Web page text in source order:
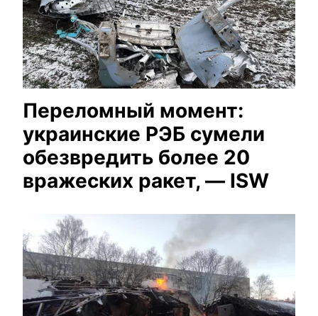
Переломный момент:
украинские РЭБ сумели
обезвредить более 20
вражеских ракет, — ISW